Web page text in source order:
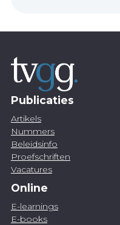
Publicaties
Artikels
Nummers
Beleidsinfo
Proefschriften
Vacatures
Online
E-learnings
E-books